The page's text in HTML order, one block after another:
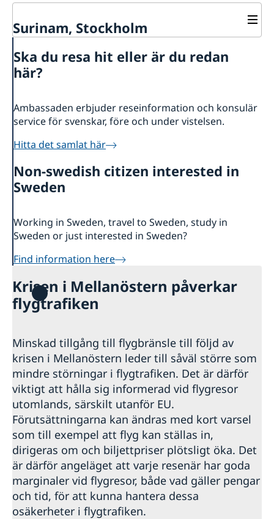
Surinam, Stockholm
Om oss
Dataskyddspolicy (GDPR)
Vi är en resurs för svenska företag
Team Sweden
Svenska företag i Surinam
Ska du resa hit eller är du redan
här?
Ambassaden erbjuder reseinformation och konsulär
service för svenskar, före och under vistelsen.
Hitta det samlat här
Non-swedish citizen interested in
Sweden
Working in Sweden, travel to Sweden, study in
Sweden or just interested in Sweden?
Find information here
Krisen i Mellanöstern påverkar
flygtrafiken
Minskad tillgång till flygbränsle till följd av
krisen i Mellanöstern leder till såväl större som
mindre störningar i flygtrafiken. Det är därför
viktigt att hålla sig informerad vid flygresor
utomlands, särskilt utanför EU.
Förutsättningarna kan ändras med kort varsel
som till exempel att flyg kan ställas in,
dirigeras om och biljettpriser plötsligt öka. Det
är därför angeläget att varje resenär har goda
marginaler vid flygresor, både vad gäller pengar
och tid, för att kunna hantera dessa
osäkerheter i flygtrafiken.